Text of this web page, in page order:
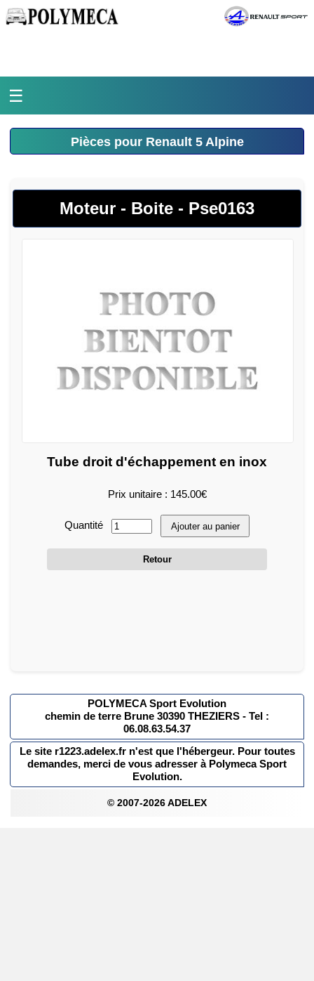
☰
Accueil
La médiathèque
L'histoire
Pièces pour Renault 5 Alpine
Moteur - Boite - Pse0163
Tube droit d'échappement en inox
Prix unitaire : 145.00€
Quantité Ajouter au panier
Retour
POLYMECA Sport Evolution
chemin de terre Brune 30390 THEZIERS - Tel :
06.08.63.54.37
Le site r1223.adelex.fr n'est que l'hébergeur. Pour toutes
demandes, merci de vous adresser à Polymeca Sport
Evolution.
© 2007-2026 ADELEX